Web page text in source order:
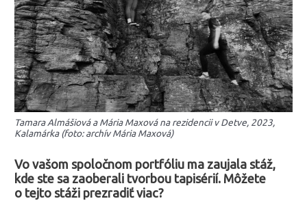
Tamara Almášiová a Mária Maxová na rezidencii v Detve, 2023,
Kalamárka (foto: archív Mária Maxová)
Vo vašom spoločnom portfóliu ma zaujala stáž,
kde ste sa zaoberali tvorbou tapisérií. Môžete
o tejto stáži prezradiť viac?